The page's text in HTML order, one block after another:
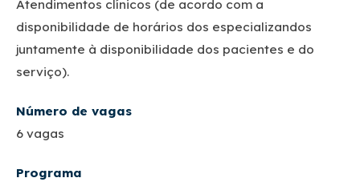
Atendimentos clínicos (de acordo com a
disponibilidade de horários dos especializandos
juntamente à disponibilidade dos pacientes e do
serviço).
Número de vagas
6 vagas
Programa